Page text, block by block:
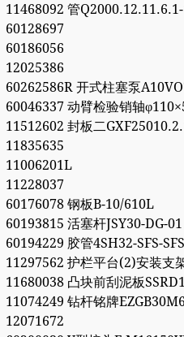
11468092 管
60128697
60186056
12025386
60262586R 开式柱塞泵
60046337 动臂检验销轴
11512602 封板二
11835635
11006201L
11228037
60176078 钢板B-10/610L
60193815 活塞杆JSY30-DG-01
60194229 胶管4SH32-SFS-
11297562 护栏平台(2)安装支
11680038 凸块前刮泥板
11074249 钻杆铭牌
12071672